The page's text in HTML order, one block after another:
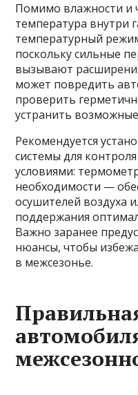
Помимо влажности и
температура внутри
температурный
поскольку сильные
вызывают
может повредить
проверить
устранить
Рекомендуется
системы для
условиями:
необходимости —
осушителей воздуха
поддержания
Важно заранее
нюансы, чтобы
в межсезонье.